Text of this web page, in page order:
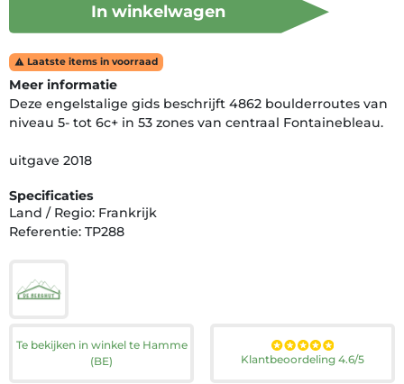
In winkelwagen
 Laatste items in voorraad
Meer informatie
Deze engelstalige gids beschrijft 4862 boulderroutes van
niveau 5- tot 6c+ in 53 zones van centraal Fontainebleau.
uitgave 2018
Specificaties
Land / Regio: Frankrijk
Referentie: TP288
Te bekijken in winkel te Hamme
(BE)
Klantbeoordeling 4.6/5